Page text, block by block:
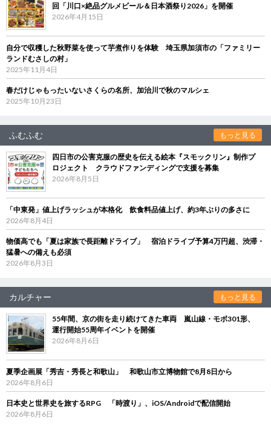
回「川口×絶品グルメビール＆日本酒祭り2026」を開催
2026年4月15日
自分で収穫した秋野菜を使って芋煮作りを体験 埼玉県加須市の「ファミリー
ランドむさしの村」
2025年11月4日
春だけじゃもったいないさくらの名所、加治川で秋のマルシェ
2025年10月23日
ふむふむ もっと見る
四日市の公害克服の歴史を伝える絵本『スモックリン』制作プ
ロジェクト クラウドファンディングで支援を募集
2026年8月5日
「中東発」値上げラッシュが本格化 飲食料品値上げ、約3年ぶりの多さに
2026年8月4日
物価高でも「夏は家族で長距離ドライブ」 宿泊ドライブ予算4万円超、渋滞・
猛暑への備えも必須
2026年8月3日
カルチャー もっと見る
55年間、京の街を走り続けてきた車両 嵐山線・モボ301形、
運行開始55周年イベントを開催
2026年8月6日
夏季企画展「秀吉・秀長と和歌山」 和歌山市立博物館で8月8日から
2026年8月6日
日本史と世界史を旅するRPG 「時渡り」、iOS/Androidで配信開始
2026年8月6日